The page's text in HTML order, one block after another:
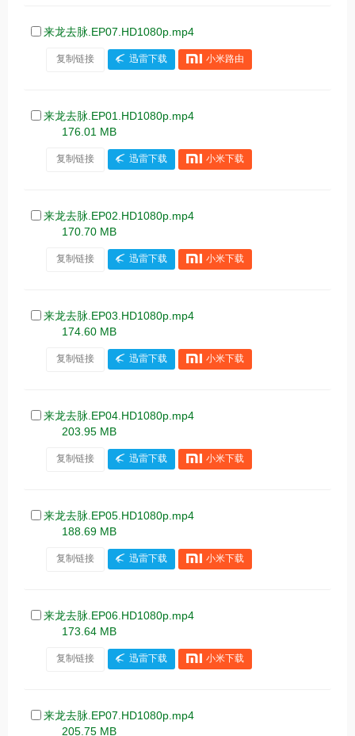
来龙去脉.EP07.HD1080p.mp4
复制链接 迅雷下载 小米路由
来龙去脉.EP01.HD1080p.mp4
176.01 MB
复制链接 迅雷下载 小米下载
来龙去脉.EP02.HD1080p.mp4
170.70 MB
复制链接 迅雷下载 小米下载
来龙去脉.EP03.HD1080p.mp4
174.60 MB
复制链接 迅雷下载 小米下载
来龙去脉.EP04.HD1080p.mp4
203.95 MB
复制链接 迅雷下载 小米下载
来龙去脉.EP05.HD1080p.mp4
188.69 MB
复制链接 迅雷下载 小米下载
来龙去脉.EP06.HD1080p.mp4
173.64 MB
复制链接 迅雷下载 小米下载
来龙去脉.EP07.HD1080p.mp4
205.75 MB